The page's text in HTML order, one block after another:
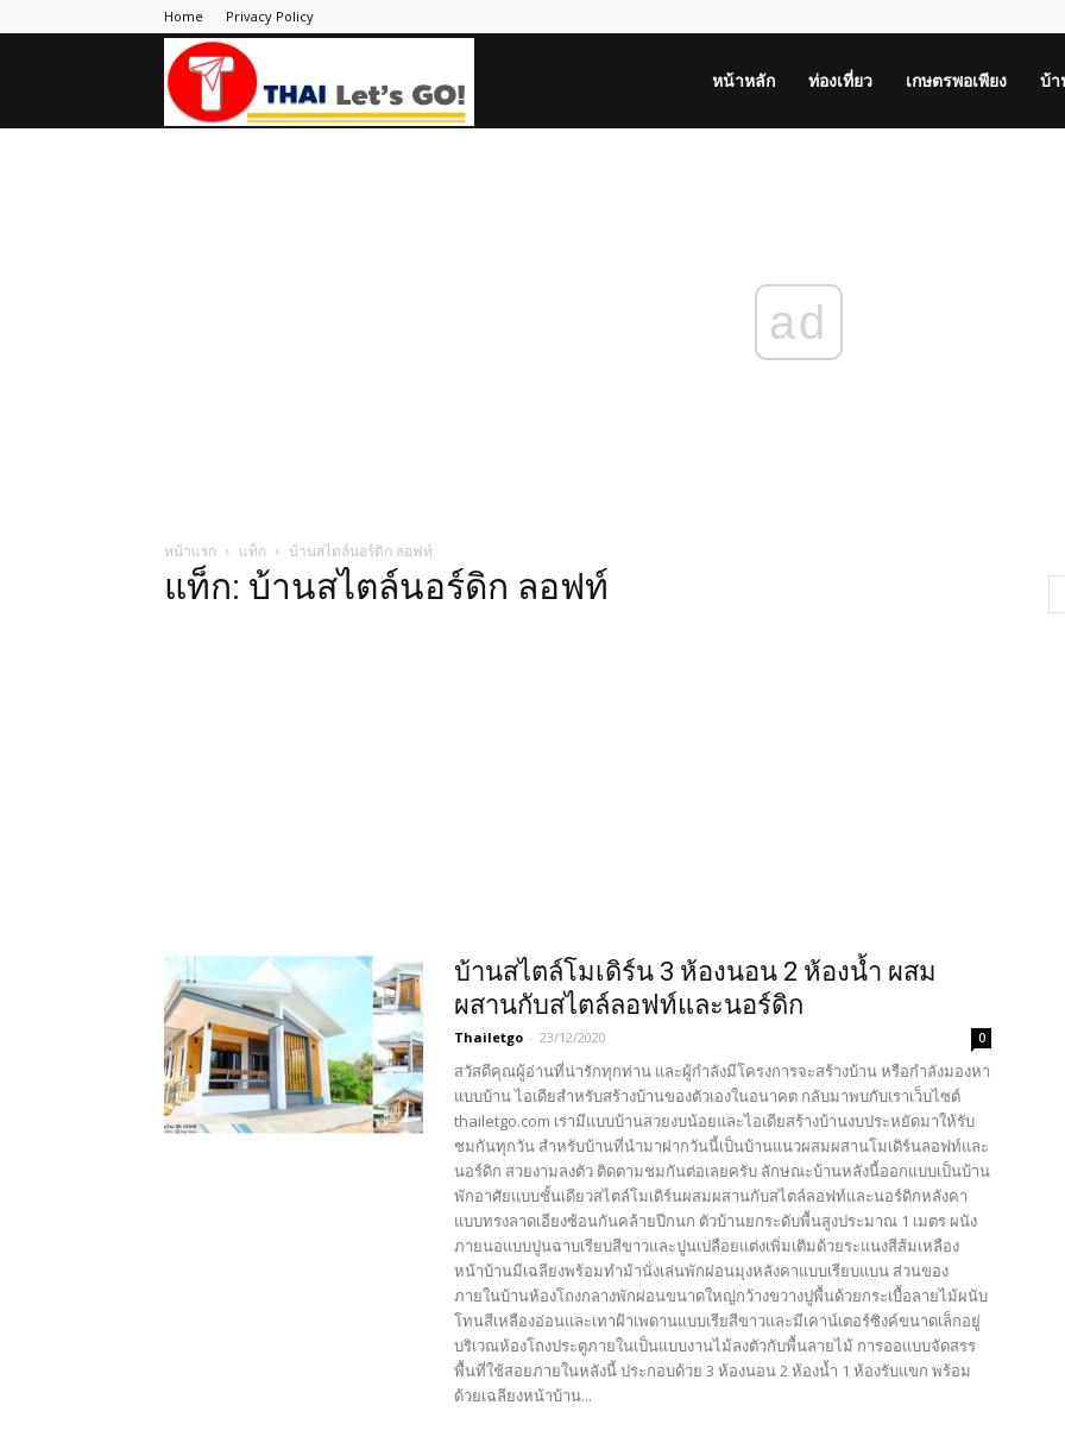
Home Privacy Policy
หน้าหลัก ท่องเที่ยว เกษตรพอเพียง บ้
ad
หน้าแรก แท็ก บ้านสไตล์นอร์ดิก ลอฟท์
แท็ก: บ้านสไตล์นอร์ดิก ลอฟท์
บ้านสไตล์โมเดิร์น 3 ห้องนอน 2 ห้องน้ำ ผสม
ผสานกับสไตล์ลอฟท์และนอร์ดิก
Thailetgo - 23/12/2020 0
สวัสดีคุณผู้อ่านที่น่ารักทุกท่าน และผู้กำลังมีโครงการจะสร้างบ้าน หรือกำลังมองหา
แบบบ้าน ไอเดียสำหรับสร้างบ้านของตัวเองในอนาคต กลับมาพบกับเราเว็บไซต์
thailetgo.com เรามีแบบบ้านสวยงบน้อยและไอเดียสร้างบ้านงบประหยัดมาให้รับ
ชมกันทุกวัน สำหรับบ้านที่นำมาฝากวันนี้เป็นบ้านแนวผสมผสานโมเดิร์นลอฟท์และ
นอร์ดิก สวยงามลงตัว ติดตามชมกันต่อเลยครับ ลักษณะบ้านหลังนี้ออกแบบเป็นบ้าน
พักอาศัยแบบชั้นเดียวสไตล์โมเดิร์นผสมผสานกับสไตล์ลอฟท์และนอร์ดิกหลังคา
แบบทรงลาดเอียงซ้อนกันคล้ายปีกนก ตัวบ้านยกระดับพื้นสูงประมาณ 1 เมตร ผนัง
ภายนอแบบปูนฉาบเรียบสีขาวและปูนเปลือยแต่งเพิ่มเติมด้วยระแนงสีส้มเหลือง
หน้าบ้านมีเฉลียงพร้อมทำม้านั่งเล่นพักผ่อนมุงหลังคาแบบเรียบแบน ส่วนของ
ภายในบ้านห้องโถงกลางพักผ่อนขนาดใหญ่กว้างขวางปูพื้นด้วยกระเบื้อลายไม้ผนับ
โทนสีเหลืองอ่อนและเทาฝ้าเพดานแบบเรียสีขาวและมีเคาน์เตอร์ซิงค์ขนาดเล็กอยู่
บริเวณห้องโถงประตูภายในเป็นแบบงานไม้ลงตัวกับพื้นลายไม้ การออแบบจัดสรร
พื้นที่ใช้สอยภายในหลังนี้ ประกอบด้วย 3 ห้องนอน 2 ห้องน้ำ 1 ห้องรับแขก พร้อม
ด้วยเฉลียงหน้าบ้าน...